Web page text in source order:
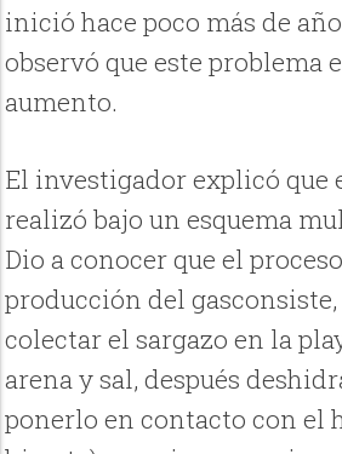
inició hace poco más de
observó que este problema
aumento.
El investigador explicó que
realizó bajo un esquema
Dio a conocer que el
producción del
colectar el sargazo en la
arena y sal, después
ponerlo en contacto con el